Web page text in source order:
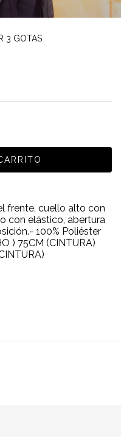
3 GOTAS
frente, cuello alto con
con elástico, abertura
100% Poliéster
) 75CM (CINTURA)